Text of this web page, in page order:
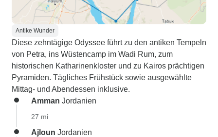
Antike Wunder
Diese zehntägige Odyssee führt zu den antiken Tempeln
von Petra, ins Wüstencamp im Wadi Rum, zum
historischen Katharinenkloster und zu Kairos prächtigen
Pyramiden. Tägliches Frühstück sowie ausgewählte
Mittag- und Abendessen inklusive.
Amman Jordanien
27 mi
Ajloun Jordanien